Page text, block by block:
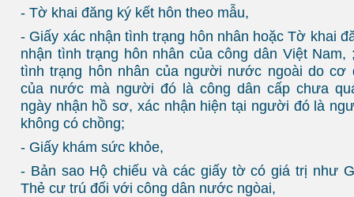
- Tờ khai đăng ký kết hôn theo mẫu,
- Giấy xác nhận tình trạng hôn nhân hoặc Tờ khai
nhận tình trạng hôn nhân của công dân Việt
tình trạng hôn nhân của người nước ngoài do cơ
của nước mà người đó là công dân cấp chưa
ngày nhận hồ sơ, xác nhận hiện tại người đó là
không có chồng;
- Giấy khám sức khỏe,
- Bản sao Hộ chiếu và các giấy tờ có giá trị như
Thẻ cư trú đối với công dân nước ngòai,